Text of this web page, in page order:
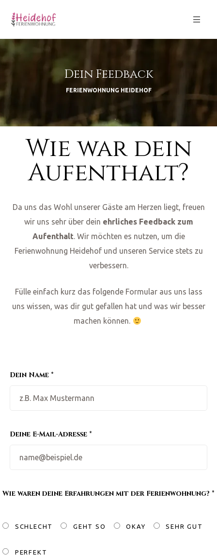
Dein Feedback
FERIENWOHNUNG HEIDEHOF
Wie war dein
Aufenthalt?
Da uns das Wohl unserer Gäste am Herzen liegt, freuen
wir uns sehr über dein ehrliches Feedback zum
Aufenthalt. Wir möchten es nutzen, um die
Ferienwohnung Heidehof und unseren Service stets zu
verbessern.
Fülle einfach kurz das folgende Formular aus uns lass
uns wissen, was dir gut gefallen hat und was wir besser
machen können.
Dein Name *
Deine E-Mail-Adresse *
Wie waren deine Erfahrungen mit der Ferienwohnung? *
SCHLECHT GEHT SO OKAY SEHR GUT
PERFEKT